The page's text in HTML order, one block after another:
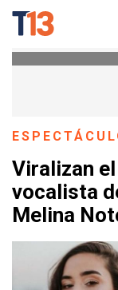
Viralizan
vocalista
Melina